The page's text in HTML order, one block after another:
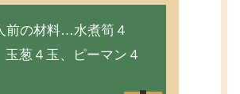
前の材料…水煮筍４
玉葱４玉、ピーマン４